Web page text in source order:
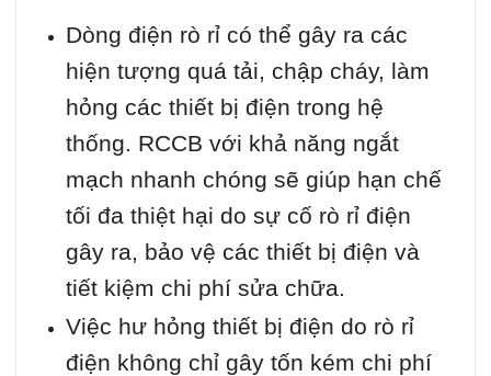
Dòng điện rò rỉ có thể gây ra các
hiện tượng quá tải, chập cháy, làm
hỏng các thiết bị điện trong hệ
thống. RCCB với khả năng ngắt
mạch nhanh chóng sẽ giúp hạn chế
tối đa thiệt hại do sự cố rò rỉ điện
gây ra, bảo vệ các thiết bị điện và
tiết kiệm chi phí sửa chữa.
Việc hư hỏng thiết bị điện do rò rỉ
điện không chỉ gây tốn kém chi phí